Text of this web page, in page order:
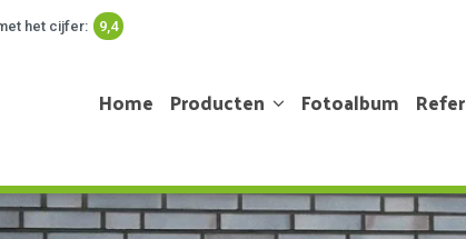
het cijfer: 9,4
Home Producten Fotoalbum